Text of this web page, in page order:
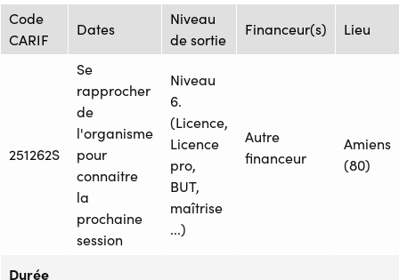
Code
CARIF
Dates
Niveau
de sortie
Financeur(s) Lieu
251262S
Se
rapprocher
de
l'organisme
pour
connaitre
la
prochaine
session
Niveau
6.
(Licence,
Licence
pro,
BUT,
maîtrise
...)
Autre
financeur
Amiens
(80)
Durée